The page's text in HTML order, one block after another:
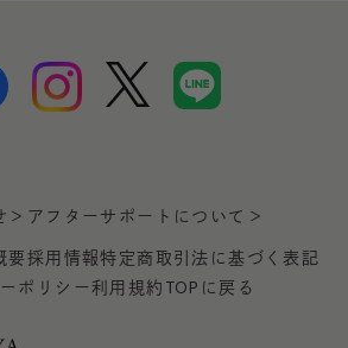
＞ アフターサポートについて＞
要採用情報特定商取引法に基づく表記
ポリシー利用規約 TOPに戻る